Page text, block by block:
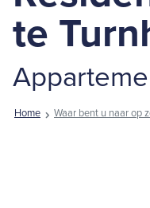
te
Home Waar bent u naar op